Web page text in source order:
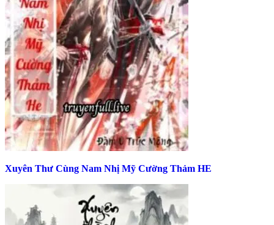
Xuyên Thư Cùng Nam Nhị Mỹ Cường Thảm HE